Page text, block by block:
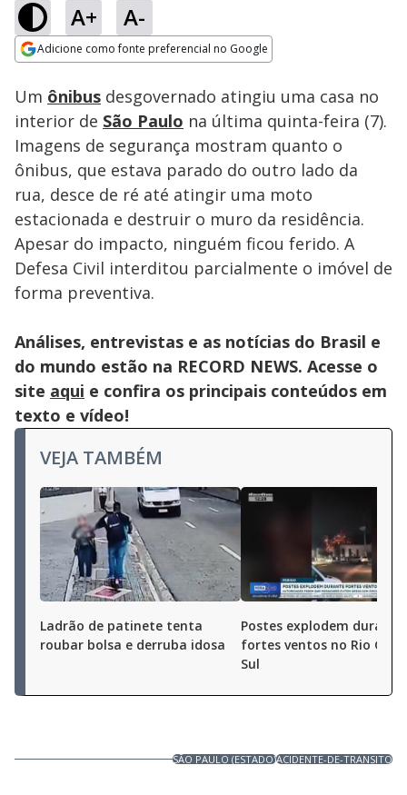
A+ A-
Adicione como fonte preferencial no Google
tenta roubar bolsa e
derruba idosa
Ativar
Loaded
66.87%
Um ônibus desgovernado atingiu uma casa no
interior de São Paulo na última quinta-feira (7).
Imagens de segurança mostram quanto o
ônibus, que estava parado do outro lado da
rua, desce de ré até atingir uma moto
estacionada e destruir o muro da residência.
Apesar do impacto, ninguém ficou ferido. A
Defesa Civil interditou parcialmente o imóvel de
forma preventiva.
Análises, entrevistas e as notícias do Brasil e
do mundo estão na RECORD NEWS. Acesse o
site aqui e confira os principais conteúdos em
texto e vídeo!
VEJA TAMBÉM
Ladrão de patinete tenta
roubar bolsa e derruba idosa
Postes explodem durante
fortes ventos no Rio
Sul
SÃO PAULO (ESTADO)ACIDENTE-DE-TRANSITO